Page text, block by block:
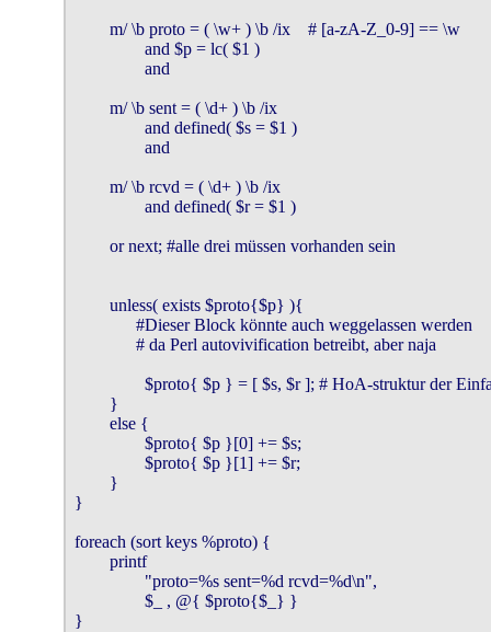
        m/ \b proto = ( \w+ ) \b /ix    # [a-zA-Z_0-9] == \w
                and $p = lc( $1 )
                and
        m/ \b sent = ( \d+ ) \b /ix
                and defined( $s = $1 )
                and
        m/ \b rcvd = ( \d+ ) \b /ix
                and defined( $r = $1 )
        or next; #alle drei müssen vorhanden sein
        unless( exists $proto{$p} ){
              #Dieser Block könnte auch weggelassen werden
              # da Perl autovivification betreibt, aber naja
$proto{ $p } = [ $s, $r ]; # HoA-struktur der
        }
        else {
                $proto{ $p }[0] += $s;
                $proto{ $p }[1] += $r;
        }
}
foreach (sort keys %proto) {
        printf
                "proto=%s sent=%d rcvd=%d\n",
                $_ , @{ $proto{$_} }
}